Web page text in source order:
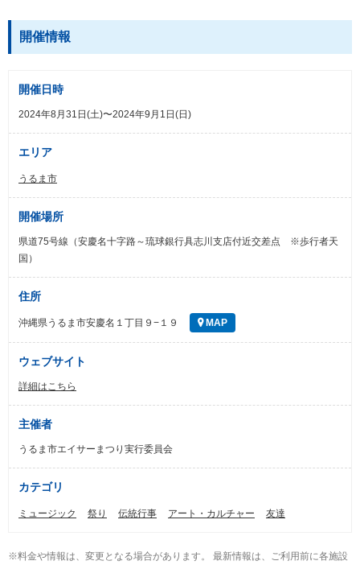
開催情報
開催日時
2024年8月31日(土)〜2024年9月1日(日)
エリア
うるま市
開催場所
県道75号線（安慶名十字路～琉球銀行具志川支店付近交差点 ※歩行者天
国）
住所
沖縄県うるま市安慶名１丁目９−１９ MAP
ウェブサイト
詳細はこちら
主催者
うるま市エイサーまつり実行委員会
カテゴリ
ミュージック 祭り 伝統行事 アート・カルチャー 友達
※料金や情報は、変更となる場合があります。 最新情報は、ご利用前に各施設